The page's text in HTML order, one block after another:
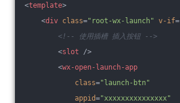
<template>
<div class="root-wx-launch" v-if=
<!-- 使用插槽 插入按钮 -->
<slot />
<wx-open-launch-app
class="launch-btn"
appid="xxxxxxxxxxxxxxx"